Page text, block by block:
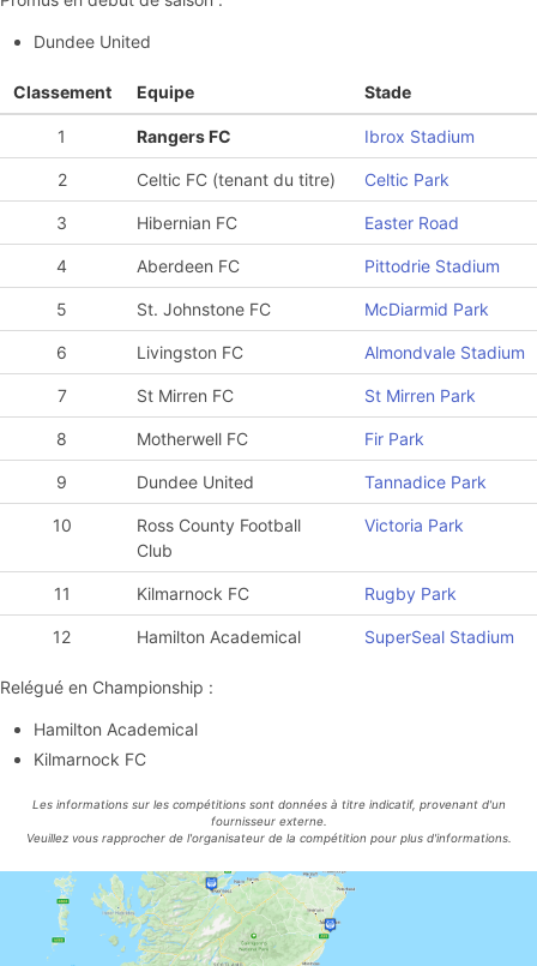
Dundee United
Classement Equipe Stade
1 Rangers FC Ibrox Stadium
2 Celtic FC (tenant du titre) Celtic Park
3 Hibernian FC Easter Road
4 Aberdeen FC Pittodrie Stadium
5 St. Johnstone FC McDiarmid Park
6 Livingston FC Almondvale Stadium
7 St Mirren FC St Mirren Park
8 Motherwell FC Fir Park
9 Dundee United Tannadice Park
10
Ross County Football
Club
Victoria Park
11 Kilmarnock FC Rugby Park
12 Hamilton Academical SuperSeal Stadium
Relégué en Championship :
Hamilton Academical
Kilmarnock FC
Les informations sur les compétitions sont données à titre indicatif, provenant d'un
fournisseur externe.
Veuillez vous rapprocher de l'organisateur de la compétition pour plus d'informations.